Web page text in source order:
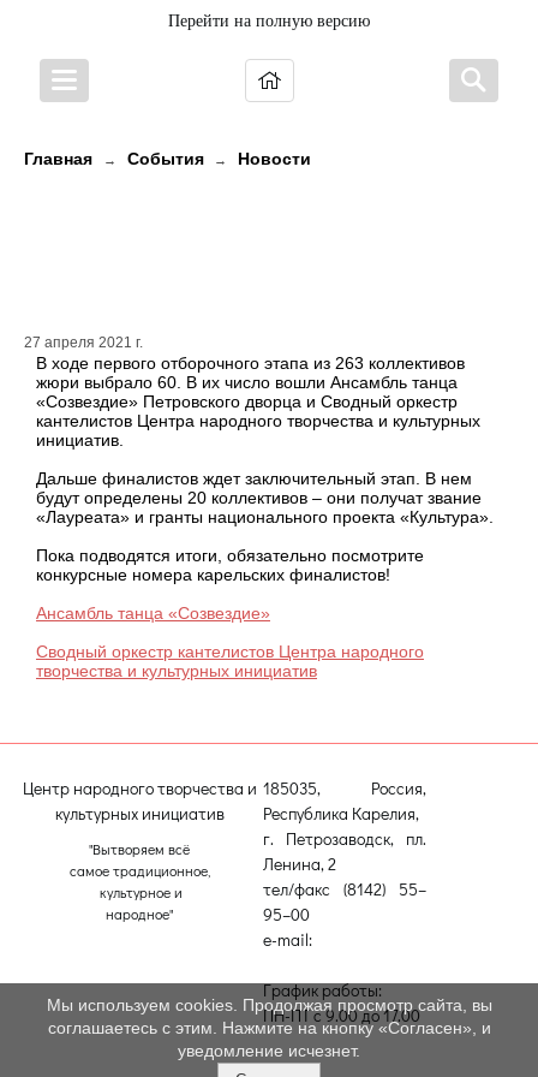
Перейти на полную версию
Главная → События → Новости
27 апреля 2021 г.
В ходе первого отборочного этапа из 263 коллективов
жюри выбрало 60. В их число вошли Ансамбль танца
«Созвездие» Петровского дворца и Сводный оркестр
кантелистов Центра народного творчества и культурных
инициатив.
Дальше финалистов ждет заключительный этап. В нем
будут определены 20 коллективов – они получат звание
«Лауреата» и гранты национального проекта «Культура».
Пока подводятся итоги, обязательно посмотрите
конкурсные номера карельских финалистов!
Ансамбль танца «Созвездие»
Сводный оркестр кантелистов Центра народного
творчества и культурных инициатив
Центр народного творчества и
культурных инициатив
"Вытворяем всё
самое традиционное,
культурное и
народное"
185035, Россия,
Республика Карелия,
г. Петрозаводск, пл.
Ленина, 2
тел/факс (8142) 55–
95–00
e-mail:
График работы:
ПН-ПТ с 9.00 до 17.00
Мы используем cookies. Продолжая просмотр сайта, вы
соглашаетесь с этим. Нажмите на кнопку «Согласен», и
уведомление исчезнет.